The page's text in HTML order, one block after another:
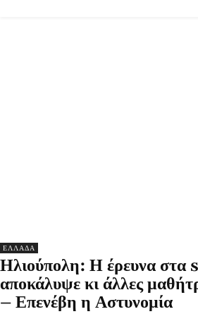
ΕΛΛΑΔΑ
Ηλιούπολη: Η έρευνα
αποκάλυψε κι άλλες
– Επενέβη η Αστυνομία